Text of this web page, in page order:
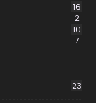
16
2
10
7
23